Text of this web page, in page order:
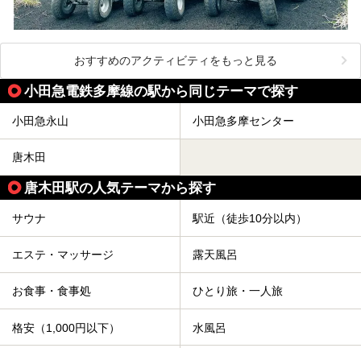
おすすめのアクティビティをもっと見る
小田急電鉄多摩線の駅から同じテーマで探す
小田急永山 小田急多摩センター
唐木田
唐木田駅の人気テーマから探す
サウナ 駅近（徒歩10分以内）
エステ・マッサージ 露天風呂
お食事・食事処 ひとり旅・一人旅
格安（1,000円以下） 水風呂